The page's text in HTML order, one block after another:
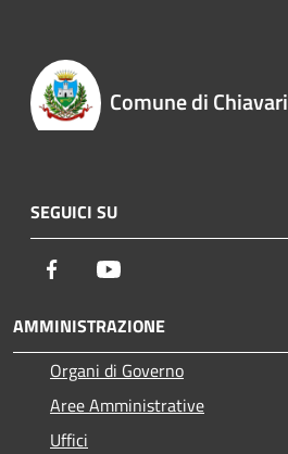
Comune di Chiavari
SEGUICI SU
Facebook
AMMINISTRAZIONE
Organi di Governo
Aree Amministrative
Uffici